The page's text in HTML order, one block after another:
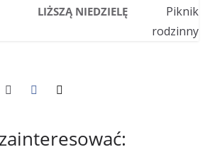
LIŻSZĄ NIEDZIELĘ